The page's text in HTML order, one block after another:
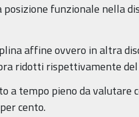
funzionale nella
affine ovvero in altra
ridotti rispettivamente
a tempo pieno da valutare
cento.